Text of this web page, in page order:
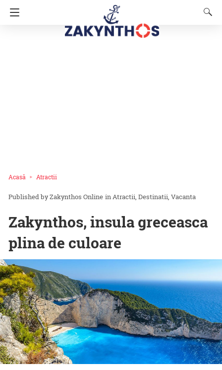
Acasă Atractii
Zakynthos Online inAtractii Destinatii Vacanta
Zakynthos, insula greceasca
plina de culoare